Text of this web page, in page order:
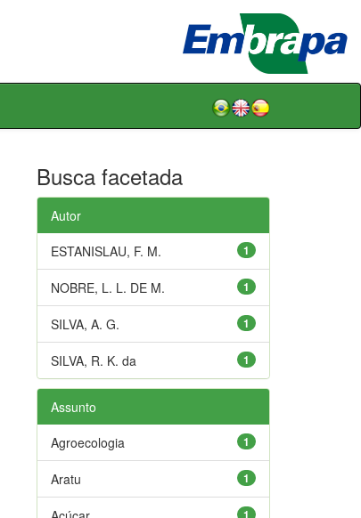
Busca facetada
Autor
1
ESTANISLAU, F. M.
1
NOBRE, L. L. DE M.
1
SILVA, A. G.
1
SILVA, R. K. da
Assunto
1
Agroecologia
1
Aratu
1